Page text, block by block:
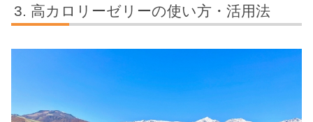
高カロリーゼリーの使い方・活用法